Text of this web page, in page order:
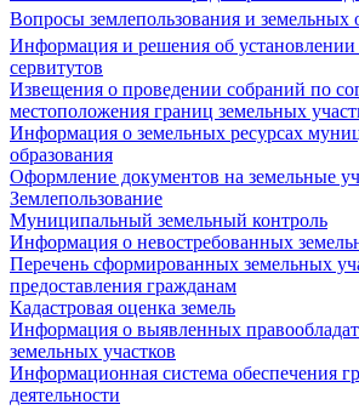
Вопросы землепользования и земельных
Информация и решения об
сервитутов
Извещения о проведении собраний по
местоположения границ земельных
Информация о земельных ресурсах
образования
Оформление документов на земельные
Землепользование
Муниципальный земельный контроль
Информация о невостребованных
Перечень сформированных земельных
предоставления гражданам
Кадастровая оценка земель
Информация о выявленных
земельных участков
Информационная система обеспечения
деятельности